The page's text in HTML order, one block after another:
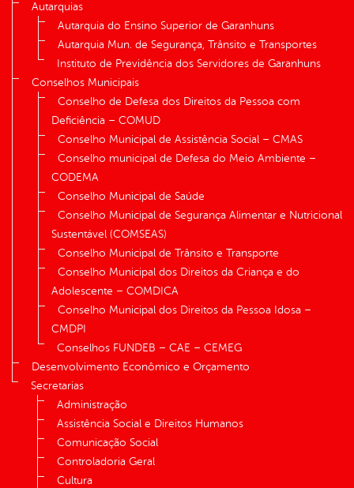
Autarquias
Autarquia do Ensino Superior de Garanhuns
Autarquia Mun. de Segurança, Trânsito e Transportes
Instituto de Previdência dos Servidores de Garanhuns
Conselhos Municipais
Conselho de Defesa dos Direitos da Pessoa com
Deficiência – COMUD
Conselho Municipal de Assistência Social – CMAS
Conselho municipal de Defesa do Meio Ambiente –
CODEMA
Conselho Municipal de Saúde
Conselho Municipal de Segurança Alimentar e Nutricional
Sustentável (COMSEAS)
Conselho Municipal de Trânsito e Transporte
Conselho Municipal dos Direitos da Criança e do
Adolescente – COMDICA
Conselho Municipal dos Direitos da Pessoa Idosa –
CMDPI
Conselhos FUNDEB – CAE – CEMEG
Desenvolvimento Econômico e Orçamento
Secretarias
Administração
Assistência Social e Direitos Humanos
Comunicação Social
Controladoria Geral
Cultura